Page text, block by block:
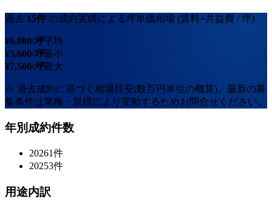
過去 15件 の成約実績による坪単価相場 (賃料+共益費 / 坪)
¥6,800/坪平均
¥5,600/坪最小
¥7,500/坪最大
※ 過去成約に基づく相場目安(数百円単位の概算)。最新の募
集条件は業種・規模により変動するためお問合せください。
年別成約件数
20261件
20253件
用途内訳